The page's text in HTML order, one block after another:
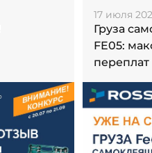
17 июля
Груза
FE05:
переплат